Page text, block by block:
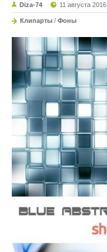
Diza-74 11 августа 2016
Клипарты / Фоны